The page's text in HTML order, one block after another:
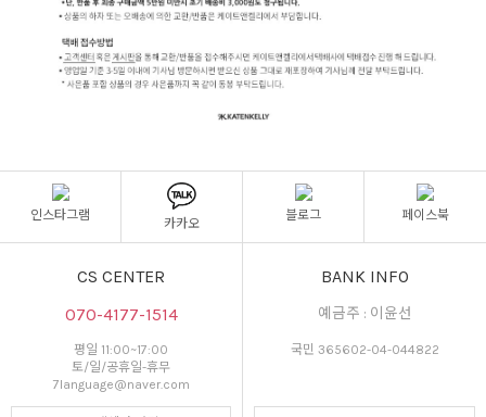
인스타그램
카카오
블로그 페이스북
CS CENTER
070-4177-1514
평일 11:00~17:00
토/일/공휴일-휴무
7language@naver.com
BANK INFO
예금주 : 이윤선
국민 365602-04-044822